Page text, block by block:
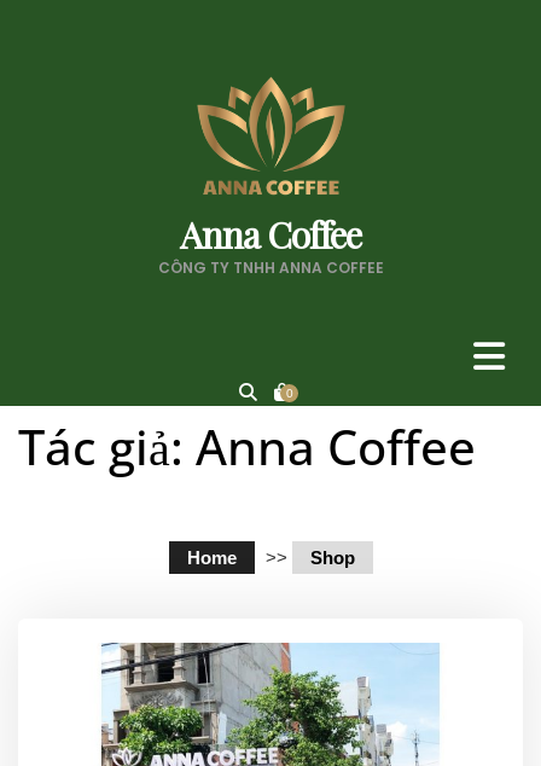
Anna Coffee
CÔNG TY TNHH ANNA COFFEE
0
Tác giả: Anna Coffee
Home >> Shop